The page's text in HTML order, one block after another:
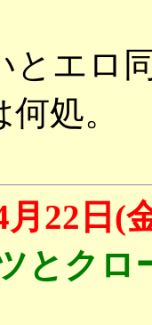
とエロ
処。
月22日(
とクロ